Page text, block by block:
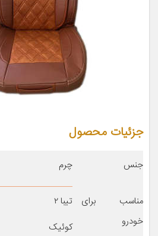
جزئیات محصول
جنس چرم
مناسب برای
خودرو
تیبا ۲
کوئیک